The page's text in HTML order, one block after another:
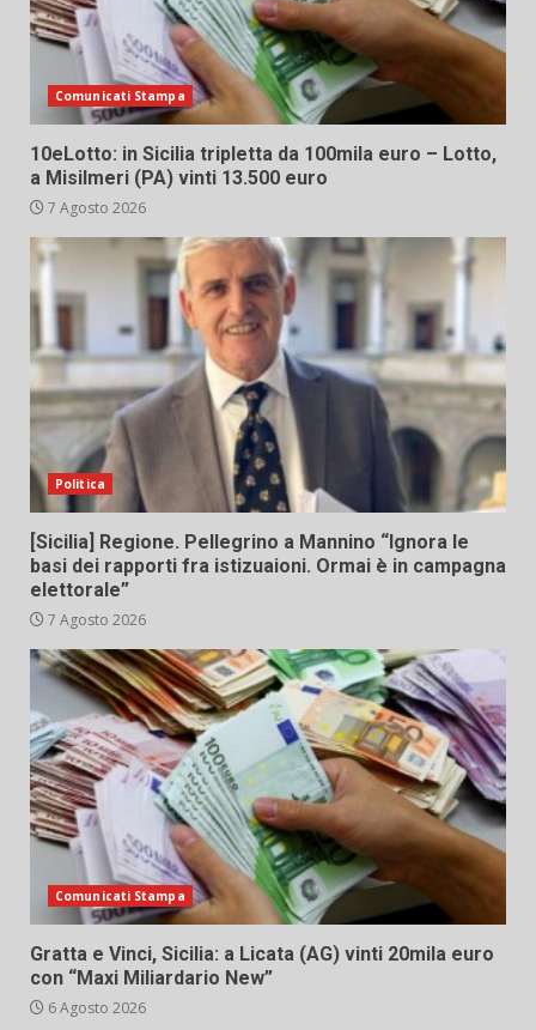
Comunicati Stampa
10eLotto: in Sicilia tripletta da 100mila euro – Lotto,
a Misilmeri (PA) vinti 13.500 euro
7 Agosto 2026
Politica
[Sicilia] Regione. Pellegrino a Mannino “Ignora le
basi dei rapporti fra istizuaioni. Ormai è in campagna
elettorale”
7 Agosto 2026
Comunicati Stampa
Gratta e Vinci, Sicilia: a Licata (AG) vinti 20mila euro
con “Maxi Miliardario New”
6 Agosto 2026